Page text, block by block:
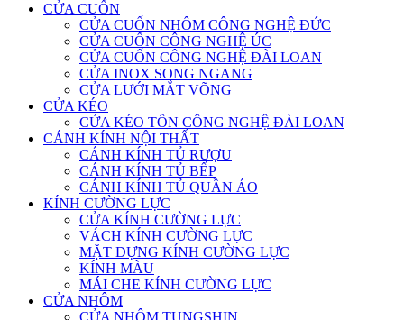
CỬA CUỐN
CỬA CUỐN NHÔM CÔNG NGHỆ ĐỨC
CỬA CUỐN CÔNG NGHỆ ÚC
CỬA CUỐN CÔNG NGHỆ ĐÀI LOAN
CỬA INOX SONG NGANG
CỬA LƯỚI MẮT VÕNG
CỬA KÉO
CỬA KÉO TÔN CÔNG NGHỆ ĐÀI LOAN
CÁNH KÍNH NỘI THẤT
CÁNH KÍNH TỦ RƯỢU
CÁNH KÍNH TỦ BẾP
CÁNH KÍNH TỦ QUẦN ÁO
KÍNH CƯỜNG LỰC
CỬA KÍNH CƯỜNG LỰC
VÁCH KÍNH CƯỜNG LỰC
MẶT DỰNG KÍNH CƯỜNG LỰC
KÍNH MÀU
MÁI CHE KÍNH CƯỜNG LỰC
CỬA NHÔM